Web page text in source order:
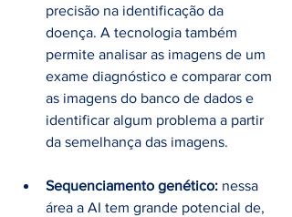
precisão na identificação da
doença. A tecnologia também
permite analisar as imagens de um
exame diagnóstico e comparar com
as imagens do banco de dados e
identificar algum problema a partir
da semelhança das imagens.
Sequenciamento genético: nessa
área a AI tem grande potencial de,